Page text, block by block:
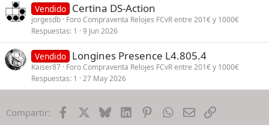
Vendido Certina DS-Action
jorgesdb Foro Compraventa Relojes FCvR entre 201€ y 1000€
Respuestas 1 9 Jun 2026
Vendido Longines Presence L4.805.4
Kaiser87 Foro Compraventa Relojes FCvR entre 201€ y 1000€
Respuestas 1 27 May 2026
Compartir: Facebook BlueskyLinkedInPinterestWhatsApp
EmailEnlace